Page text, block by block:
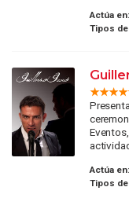
Actúa en:
Tipos
Actúa en:
Tipos